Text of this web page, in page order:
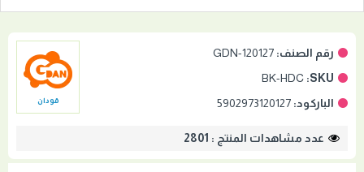
رقم الصنف: GDN-120127
SKU:
BK-HDC
الباركود: 5902973120127 قودان
عدد مشاهدات المنتج : 2801